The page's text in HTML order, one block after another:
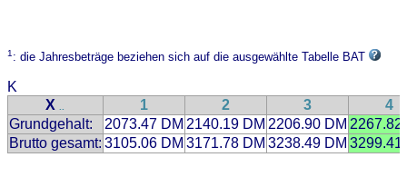
1: die Jahresbeträge beziehen sich auf die ausgewählte Tabelle BAT
K
X .. 1 2 3
4
Grundgehalt:
2073.47 DM 2140.19 DM 2206.90 DM 2267.82
Brutto gesamt: 3105.06 DM 3171.78 DM 3238.49 DM 3299.41